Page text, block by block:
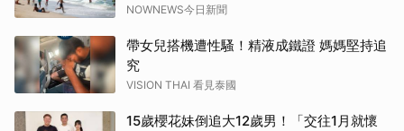
NOWNEWS今日新聞
帶女兒搭機遭性騷！精液成鐵證 媽媽堅持追
究
VISION THAI 看見泰國
15歲櫻花妹倒追大12歲男！「交往1月就懷